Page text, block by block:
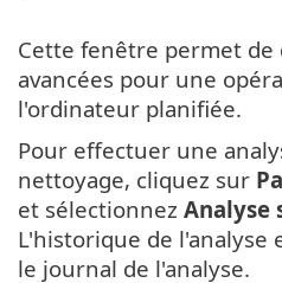
Cette fenêtre permet
avancées pour une
l'ordinateur planifiée.
Pour effectuer une
nettoyage, cliquez sur
et sélectionnez Analyse
L'historique de l'analyse
le journal de l'analyse.